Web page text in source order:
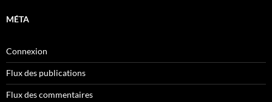
MÉTA
Connexion
Flux des publications
Flux des commentaires